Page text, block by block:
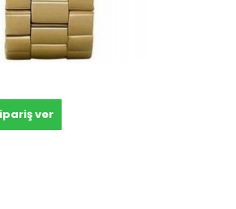
ver